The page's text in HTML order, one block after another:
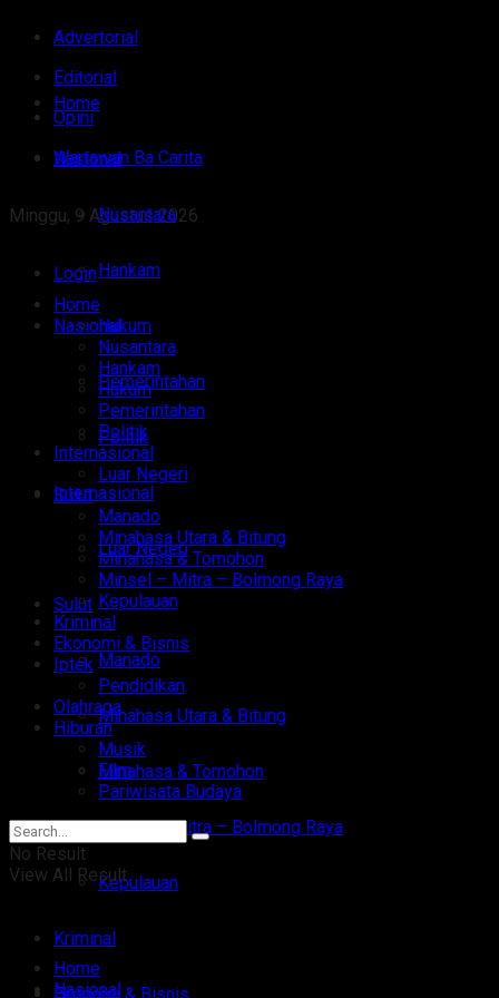
Advertorial
Editorial
Opini
Wartawan Ba Carita
Minggu, 9 Agustus 2026
Login
Home
Nasional
Nusantara
Hankam
Hukum
Pemerintahan
Politik
Internasional
Luar Negeri
Sulut
Manado
Minahasa Utara & Bitung
Minahasa & Tomohon
Minsel – Mitra – Bolmong Raya
Kepulauan
Kriminal
Home
Nasional
Nusantara
Hankam
Hukum
Pemerintahan
Politik
Internasional
Luar Negeri
Sulut
Manado
Minahasa Utara & Bitung
Minahasa & Tomohon
Minsel – Mitra – Bolmong Raya
Kepulauan
Kriminal
Ekonomi & Bisnis
Iptek
Pendidikan
Olahraga
Hiburan
Musik
Film
Pariwisata Budaya
No Result
View All Result
Home
Nasional